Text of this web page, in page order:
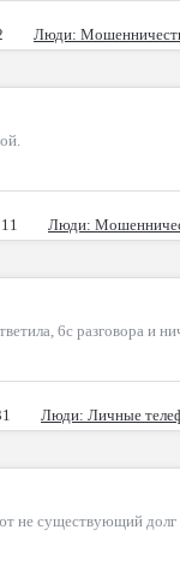
Люди:
Люди:
6с разговора и
Люди: Личные
не существующий долг